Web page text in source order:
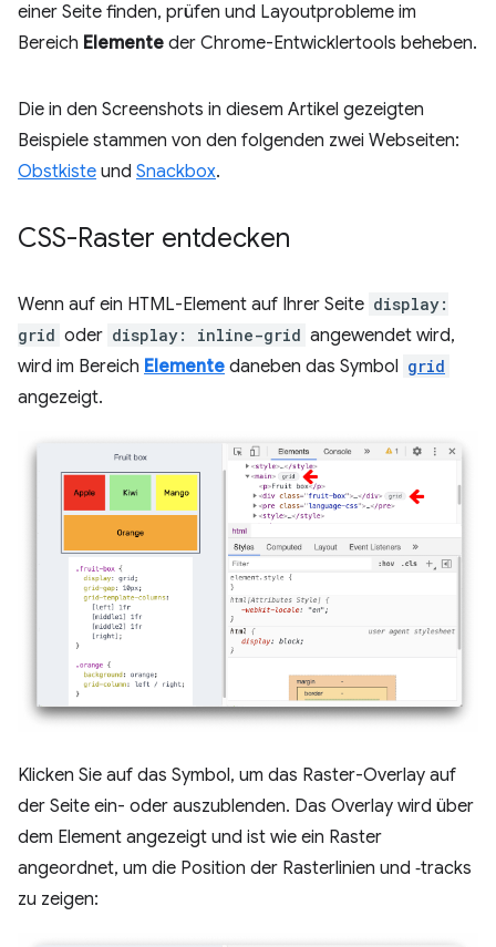
einer Seite finden, prüfen und Layoutprobleme im
Bereich Elemente der Chrome-Entwicklertools beheben.
Die in den Screenshots in diesem Artikel gezeigten
Beispiele stammen von den folgenden zwei Webseiten:
Obstkiste und Snackbox.
CSS-Raster entdecken
Wenn auf ein HTML-Element auf Ihrer Seite display:
grid oder display: inline-grid angewendet wird,
wird im Bereich Elemente daneben das Symbol grid
angezeigt.
Klicken Sie auf das Symbol, um das Raster-Overlay auf
der Seite ein- oder auszublenden. Das Overlay wird über
dem Element angezeigt und ist wie ein Raster
angeordnet, um die Position der Rasterlinien und ‑tracks
zu zeigen: